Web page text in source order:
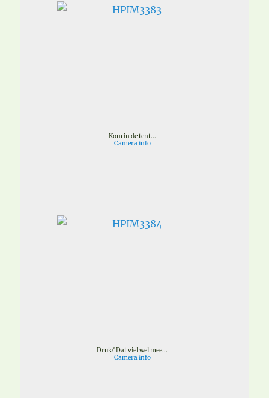
Kom in de tent...
Camera info
Druk? Dat viel wel mee...
Camera info